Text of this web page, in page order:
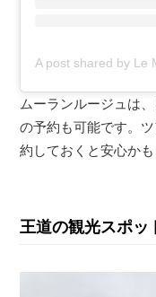
ムーランルージュは
の予約も可能です。
約しておくと安心かも
王道の観光スポッ